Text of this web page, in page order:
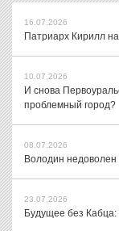
16.07.2026
Патриарх Кирилл
10.07.2026
И снова
проблемный город?
08.07.2026
Володин
23.07.2026
Будущее без Кабца: